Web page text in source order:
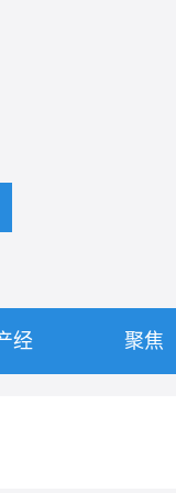
经 聚焦